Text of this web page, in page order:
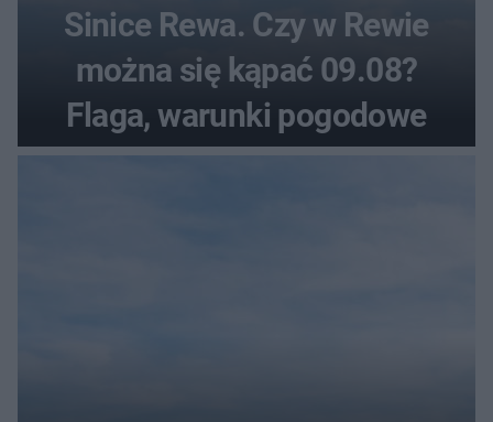
Sinice Rewa. Czy w Rewie
można się kąpać 09.08?
Flaga, warunki pogodowe